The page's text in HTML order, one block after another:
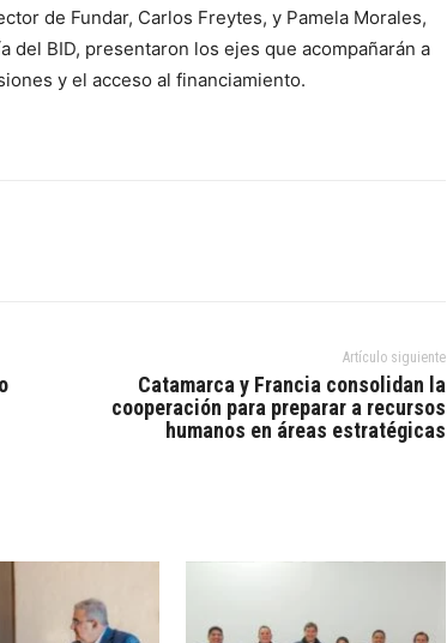
de Fundar, Carlos Freytes, y Pamela Morales,
BID, presentaron los ejes que acompañarán a
y el acceso al financiamiento.
Artículo siguiente
Catamarca y Francia consolidan la
cooperación para preparar a recursos
humanos en áreas estratégicas